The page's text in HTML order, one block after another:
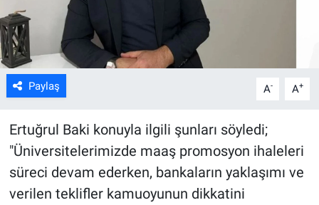
Paylaş A- A+
Ertuğrul Baki konuyla ilgili şunları söyledi;
"Üniversitelerimizde maaş promosyon ihaleleri
süreci devam ederken, bankaların yaklaşımı ve
verilen teklifler kamuoyunun dikkatini